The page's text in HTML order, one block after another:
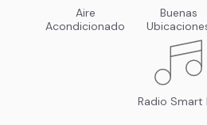
Aire
Acondicionado
Buenas
Radio Smart